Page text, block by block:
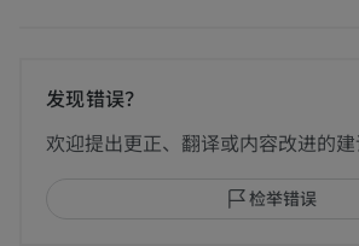
发现错误？
欢迎提出更正、翻译或内容改进的建
检举错误